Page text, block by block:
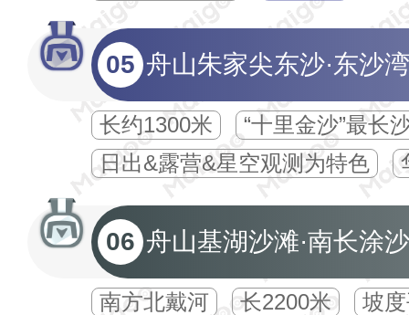
05 舟山朱家尖东沙·东沙湾
长约1300米
“十里金沙”最长
日出&露营&星空观测为特色
06 舟山基湖沙滩·南长涂
南方北戴河 长2200米
坡